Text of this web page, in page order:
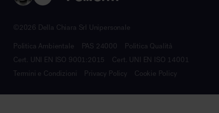
©2026 Della Chiara Srl Unipersonale
Politica Ambientale PAS 24000
Politica Qualità
Cert. UNI EN ISO 9001:2015
Cert. UNI EN ISO 14001
Termini e Condizioni
Privacy Policy Cookie Policy